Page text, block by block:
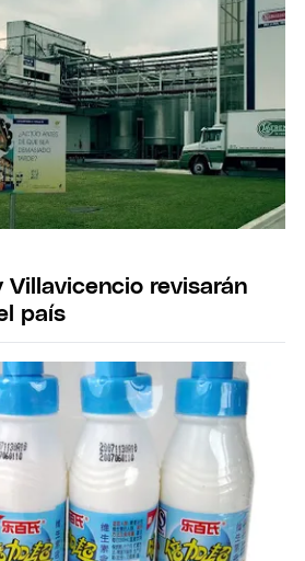
Villavicencio revisarán
país